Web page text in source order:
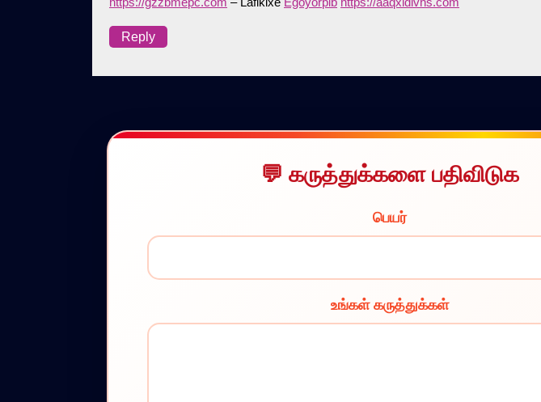
Reply
கருத்துக்களை பதிவிடுக
பெயர்
உங்கள் கருத்துக்கள்